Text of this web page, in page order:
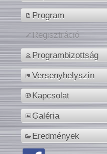
Program
Regisztráció
Programbizottság
Versenyhelyszín
Kapcsolat
Galéria
Eredmények